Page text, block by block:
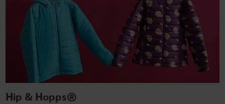
Hip & Hopps®